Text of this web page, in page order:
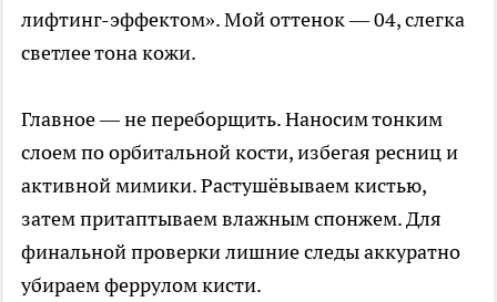
лифтинг-эффектом». Мой оттенок — 04, слегка
светлее тона кожи.
Главное — не переборщить. Наносим тонким
слоем по орбитальной кости, избегая ресниц и
активной мимики. Растушёвываем кистью,
затем притаптываем влажным спонжем. Для
финальной проверки лишние следы аккуратно
убираем феррулом кисти.